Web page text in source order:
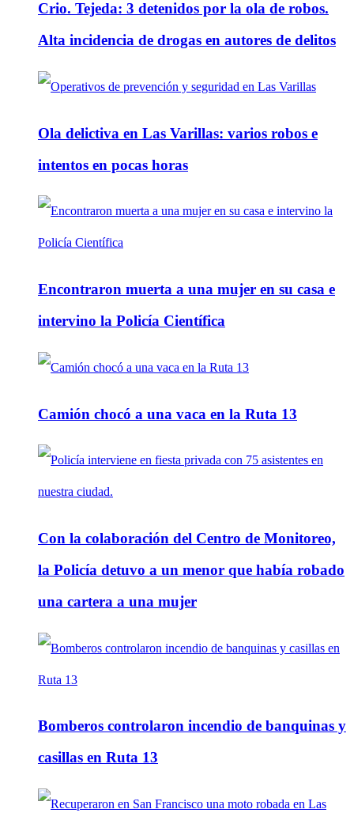
Crio. Tejeda: 3 detenidos por la ola de robos.
Alta incidencia de drogas en autores de delitos
Ola delictiva en Las Varillas: varios robos e
intentos en pocas horas
Encontraron muerta a una mujer en su casa e
intervino la Policía Científica
Camión chocó a una vaca en la Ruta 13
Con la colaboración del Centro de Monitoreo,
la Policía detuvo a un menor que había robado
una cartera a una mujer
Bomberos controlaron incendio de banquinas y
casillas en Ruta 13